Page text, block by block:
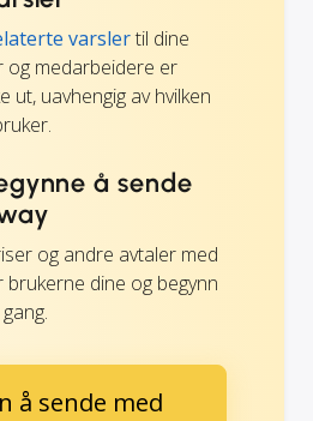
varslertil dine
og medarbeidere er
ut, uavhengig av hvilken
å sende
og andre avtaler med
brukerne dine og begynn
å sende med